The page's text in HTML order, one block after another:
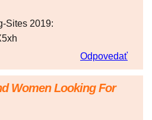
Sites 2019:
Odpovedať
Women Looking For